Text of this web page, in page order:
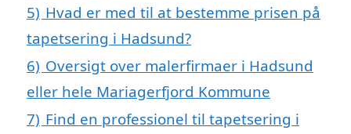
5) Hvad er med til at bestemme prisen på
tapetsering i Hadsund?
6) Oversigt over malerfirmaer i Hadsund
eller hele Mariagerfjord Kommune
7) Find en professionel til tapetsering i